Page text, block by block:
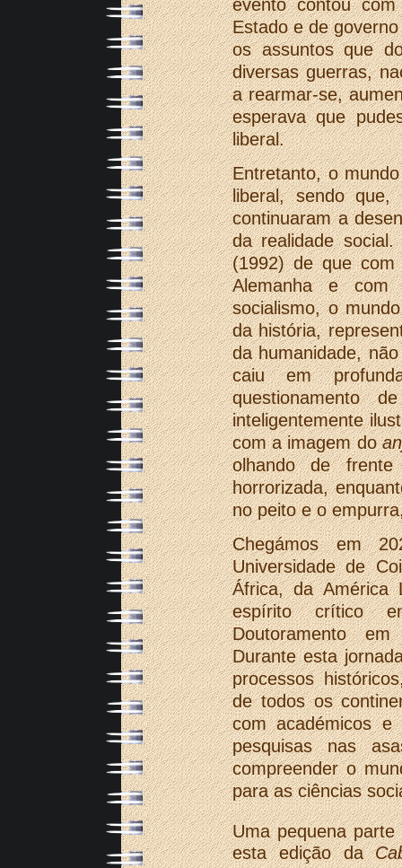
evento contou
Estado e de
os assuntos que
diversas guerras,
a rearmar-se,
esperava que
liberal.
Entretanto, o
liberal, sendo
continuaram a
da realidade social.
(1992) de que
Alemanha e com
socialismo, o
da história,
da humanidade,
caiu em
questionamento
inteligentemente
com a imagem do
olhando de
horrorizada,
no peito e o
Chegámos em
Universidade de
África, da América
espírito crítico
Doutoramento
Durante esta
processos
de todos os
com académicos e
pesquisas nas
compreender o
para as ciências
Uma pequena
esta edição da